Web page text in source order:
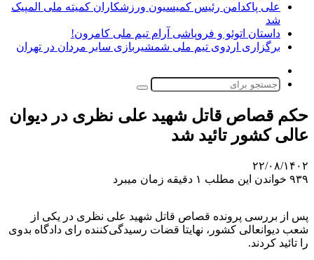
علی پاکدامن رئیس کمیسیون ورزشکاران کمیته ملی المپیک
شد
داستان اتوئو و فروپاشی آرام تیم ملی کامرون!
برگزاری اردوی تیم ملی شمشیربازی سابر مردان در تهران
پوسته
جستجو
حکم قصاص قاتل شهید علی نظری در دیوان
عالی کشور تائید شد
۲۲/۰۸/۱۴۰۲
۹۳۹ خواندن این مطلب ۱ دقیقه زمان میبرد
پس از بررسی پرونده قصاص قاتل شهید علی نظری در یکی از
شعب دیوانعالی کشور، نهایتا قضات رسیدگی‌کننده رای دادگاه بدوی
را تائید کردند.